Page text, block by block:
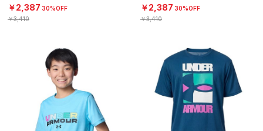
グ/BOYS）
￥2,387 30%OFF
￥3,410
グ/BOYS）
￥2,387 30%OFF
￥3,410